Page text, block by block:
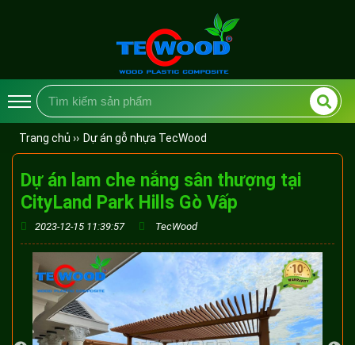
Trang chủ ›› Dự án gỗ nhựa TecWood
Dự án lam che nắng sân thượng tại
CityLand Park Hills Gò Vấp
2023-12-15 11:39:57 TecWood